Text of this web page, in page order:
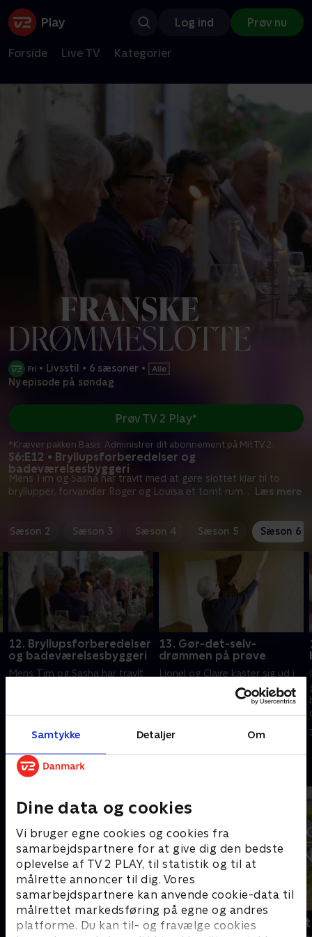
Samtykke Detaljer Om
Dine data og cookies
Vi bruger egne cookies og cookies fra
samarbejdspartnere for at give dig den bedste
oplevelse af TV 2 PLAY, til statistik og til at
målrette annoncer til dig. Vores
samarbejdspartnere kan anvende cookie-data til
målrettet markedsføring på egne og andres
platforme. Du kan til- og fravælge cookies
Log ind Prøv nu
Forside Live TV Kategorier
• Livsstil • 6 sæsoner •
Ny episode på søndag
S6:E12 • Bryllupsforberedelser og
badeværelsesbyggeri
Mens Tim og Sasha har travlt med at gøre slottet klar til to
bryllupper, forvandler Roger og Louisa et tomt rum... Læs mere
Prøv TV 2 Play*
*Kræver pakken Basis. Administrer dit abonnement på Mit TV 2.
Sæson 2 Sæson 3 Sæson 4 Sæson 5 Sæson 6
12. Bryllupsforberedelser
og badeværelsesbyggeri
Mens Tim og Sasha har travlt
Louisa et tomt rum til et fuldt
24. maj 2026 • 43 min
13. Gør-det-selv-
drømmen på prøve
Lionel og Claire kaster sig ud i
at forvandle et slidt
soveværelse til et luksuriøst
badeværelse, men deres gør-
prøve.
31. maj 2026 • 44 min
Andre så også
Linde på Langeland